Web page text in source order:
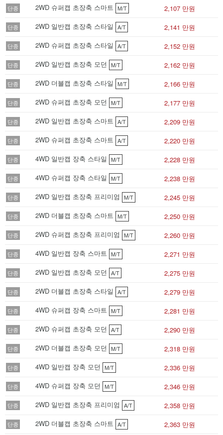
단종 2WD 슈퍼캡 초장축 스마트 M/T 2,107 만원
단종 2WD 일반캡 초장축 스타일 A/T 2,141 만원
단종 2WD 슈퍼캡 초장축 스타일 A/T 2,152 만원
단종 2WD 일반캡 초장축 모던 M/T 2,162 만원
단종 2WD 더블캡 초장축 스타일 M/T 2,166 만원
단종 2WD 슈퍼캡 초장축 모던 M/T 2,177 만원
단종 2WD 일반캡 초장축 스마트 A/T 2,209 만원
단종 2WD 슈퍼캡 초장축 스마트 A/T 2,220 만원
단종 4WD 일반캡 장축 스타일 M/T 2,228 만원
단종 4WD 슈퍼캡 장축 스타일 M/T 2,238 만원
단종 2WD 일반캡 초장축 프리미엄 M/T 2,245 만원
단종 2WD 더블캡 초장축 스마트 M/T 2,250 만원
단종 2WD 슈퍼캡 초장축 프리미엄 M/T 2,260 만원
단종 4WD 일반캡 장축 스마트 M/T 2,271 만원
단종 2WD 일반캡 초장축 모던 A/T 2,275 만원
단종 2WD 더블캡 초장축 스타일 A/T 2,279 만원
단종 4WD 슈퍼캡 장축 스마트 M/T 2,281 만원
단종 2WD 슈퍼캡 초장축 모던 A/T 2,290 만원
단종 2WD 더블캡 초장축 모던 M/T 2,318 만원
단종 4WD 일반캡 장축 모던 M/T 2,336 만원
단종 4WD 슈퍼캡 장축 모던 M/T 2,346 만원
단종 2WD 일반캡 초장축 프리미엄 A/T 2,358 만원
단종 2WD 더블캡 초장축 스마트 A/T 2,363 만원